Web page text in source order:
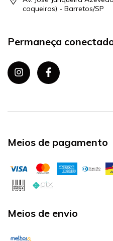
coqueiros) - Barretos/SP
Permaneça
Meios de pagamento
Meios de envio